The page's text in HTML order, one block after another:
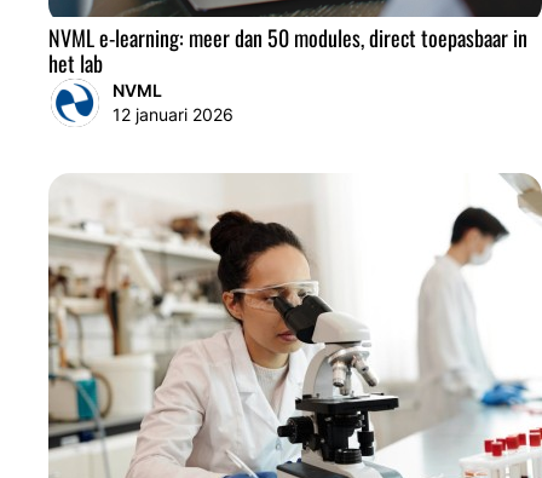
NVML e-learning: meer dan 50 modules, direct toepasbaar in
het lab
NVML
12 januari 2026